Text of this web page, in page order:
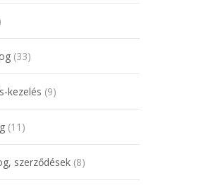
(33)
kezelés (9)
(11)
szerződések (8)